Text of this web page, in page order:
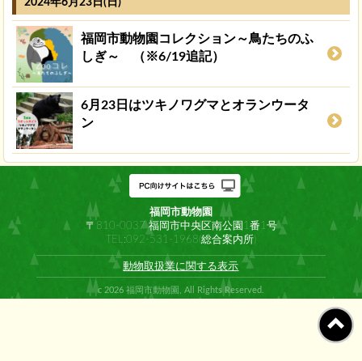
福岡市動物園コレクション～鳥たちのふ
しぎ～ （※6/19追記）
6月23日はツキノワグマとオランウータ
ン
福岡市動物園
〒810-0037 福岡市中央区南公園1番1号
TEL:092-531-1968(総合案内所)
動物取扱業に関する表示
c 2026 福岡市動物園, All Rights Reserved.